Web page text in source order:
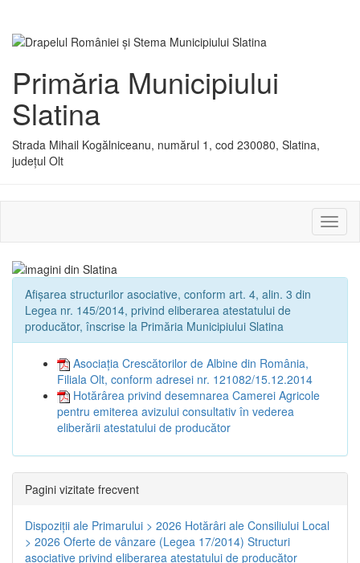
Primăria Municipiului
Slatina
Strada Mihail Kogălniceanu, numărul 1, cod 230080, Slatina,
județul Olt
sau
Afișarea structurilor asociative, conform art. 4, alin. 3 din
Legea nr. 145/2014, privind eliberarea atestatului de
producător, înscrise la Primăria Municipiului Slatina
Asociația Crescătorilor de Albine din România,
Filiala Olt, conform adresei nr. 121082/15.12.2014
Hotărârea privind desemnarea Camerei Agricole
pentru emiterea avizului consultativ în vederea
eliberării atestatului de producător
Pagini vizitate frecvent
Dispoziţii ale Primarului > 2026 Hotărâri ale Consiliului Local
> 2026 Oferte de vânzare (Legea 17/2014) Structuri
asociative privind eliberarea atestatului de producător